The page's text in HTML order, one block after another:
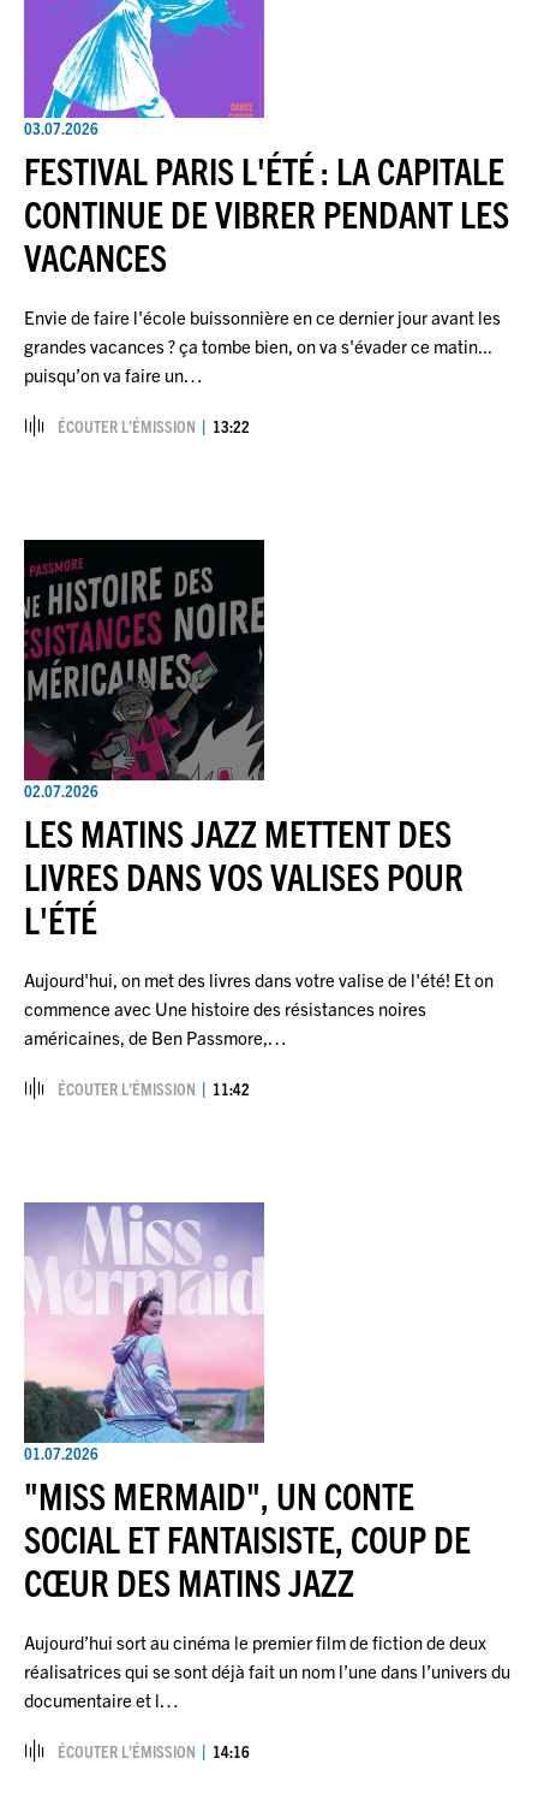
03.07.2026
FESTIVAL PARIS L'ÉTÉ : LA CAPITALE
CONTINUE DE VIBRER PENDANT LES
VACANCES
Envie de faire l'école buissonnière en ce dernier jour avant les
grandes vacances ? ça tombe bien, on va s'évader ce matin...
puisqu’on va faire un…
ÉCOUTER L’ÉMISSION 13:22
02.07.2026
LES MATINS JAZZ METTENT DES
LIVRES DANS VOS VALISES POUR
L'ÉTÉ
Aujourd'hui, on met des livres dans votre valise de l'été! Et on
commence avec Une histoire des résistances noires
américaines, de Ben Passmore,…
ÉCOUTER L’ÉMISSION 11:42
01.07.2026
"MISS MERMAID", UN CONTE
SOCIAL ET FANTAISISTE, COUP DE
CŒUR DES MATINS JAZZ
Aujourd’hui sort au cinéma le premier film de fiction de deux
réalisatrices qui se sont déjà fait un nom l’une dans l’univers du
documentaire et l…
ÉCOUTER L’ÉMISSION 14:16